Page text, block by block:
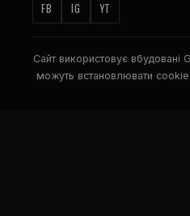
FB IG YT
Сайт використовує вбудовані
можуть встановлювати cookie.